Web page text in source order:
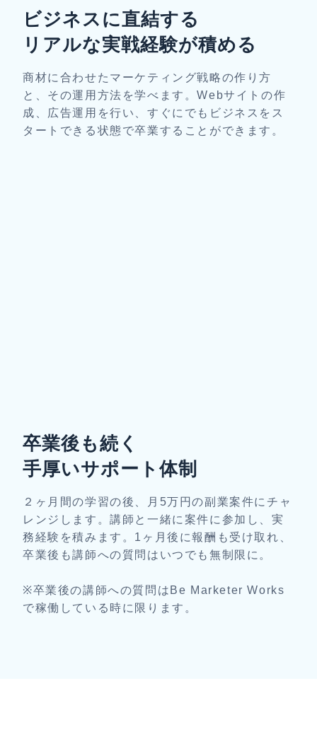
ビジネスに直結する
リアルな実戦経験が積める
商材に合わせたマーケティング戦略の作り方
と、その運用方法を学べます。Webサイトの作
成、広告運用を行い、すぐにでもビジネスをス
タートできる状態で卒業することができます。
卒業後も続く
手厚いサポート体制
２ヶ月間の学習の後、月5万円の副業案件にチャ
レンジします。講師と一緒に案件に参加し、実
務経験を積みます。1ヶ月後に報酬も受け取れ、
卒業後も講師への質問はいつでも無制限に。
※卒業後の講師への質問はBe Marketer Works
で稼働している時に限ります。